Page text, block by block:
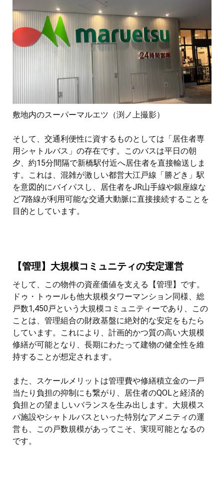
敷地内のスーパーマルエツ（渕ノ上撮影）
そして、交通利便性に資するものとしては「居住者専
用シャトルバス」の存在です。このバスは平日の朝
夕、約15分間隔で新橋駅付近へ居住者を直接輸送しま
す。これは、混雑が激しい都営大江戸線「勝どき」駅
を意図的にバイパスし、居住者をJR山手線や銀座線な
ど7路線が利用可能な交通大動脈に直接接続することを
目的としています。
【管理】大規模コミュニティの安定運営
そして、この物件の資産価値を支える【管理】です。
ドゥ・トゥールも他大規模タワーマンション同様、総
戸数1,450戸という大規模コミュニティーであり、この
ことは、管理組合の財政基盤に絶対的な安定をもたら
しています。これにより、計画的かつ質の高い大規模
修繕が可能となり、長期にわたって建物の健全性を維
持することが想定されます。
また、スケールメリットは管理費や修繕積立金の一戸
当たり負担の抑制にも繋がり、居住者のQOLと経済的
負担との望ましいバランスを生み出します。大規模ス
パ施設やシャトルバスといった特別なアメニティの運
営も、この戸数規模があってこそ、実現可能となるの
です。